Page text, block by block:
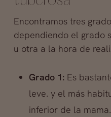
Encontramos tres
dependiendo el grado
u otra a la hora de
Grado 1: Es
leve. y el más
inferior de la mama.